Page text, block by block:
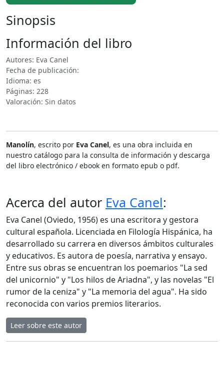
Sinopsis
Información del libro
Autores: Eva Canel
Fecha de publicación:
Idioma: es
Páginas: 228
Valoración: Sin datos
Manolín, escrito por Eva Canel, es una obra incluida en
nuestro catálogo para la consulta de información y descarga
del libro electrónico / ebook en formato epub o pdf.
Acerca del autor Eva Canel:
Eva Canel (Oviedo, 1956) es una escritora y gestora
cultural española. Licenciada en Filología Hispánica, ha
desarrollado su carrera en diversos ámbitos culturales
y educativos. Es autora de poesía, narrativa y ensayo.
Entre sus obras se encuentran los poemarios "La sed
del unicornio" y "Los hilos de Ariadna", y las novelas "El
rumor de la ceniza" y "La memoria del agua". Ha sido
reconocida con varios premios literarios.
Leer sobre este autor